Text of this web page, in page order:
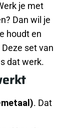
je met
Dan wil je
houdt en
set van
dat werk.
. Dat